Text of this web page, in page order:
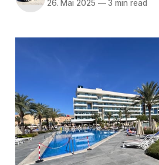
26. Mai 2025 —3 min read